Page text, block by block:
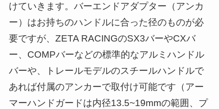
けていきます。バーエンドアダプター（アンカ
ー）はお持ちのハンドルに合った径のものが必
要ですが、ZETA RACINGのSX3バーやCXバ
ー、COMPバーなどの標準的なアルミハンドル
バーや、トレールモデルのスチールハンドルで
あれば付属のアンカーで取付け可能です（アー
マーハンドガードは内径13.5~19mmの範囲、プ